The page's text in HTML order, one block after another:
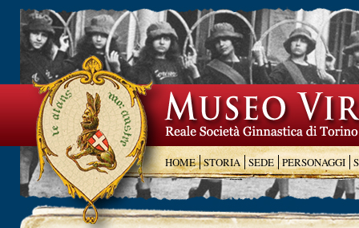
HOME STORIA SEDE PERSONAGGI